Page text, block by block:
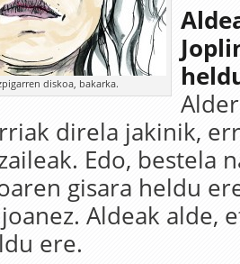
diskoa, bakarka.
direla jakinik,
Edo, bestela
gisara heldu
Aldeak alde,
ere.